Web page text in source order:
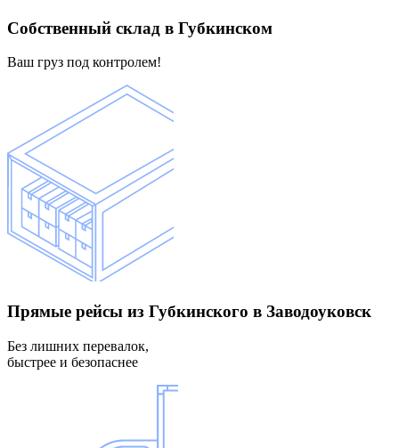
Собственный склад в Губкинском
Ваш груз под контролем!
Прямые рейсы из Губкинского в Заводоуковск
Без лишних перевалок,
быстрее и безопаснее